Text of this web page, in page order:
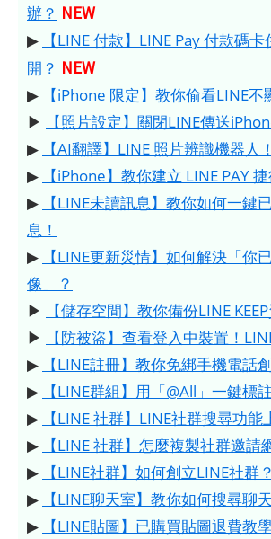
辦？ NEW
▶
【LINE 付款】LINE Pay 付款碼卡
開？ NEW
▶
【iPhone 限定】教你偷看LINE不
▶
【照片設定】關閉LINE傳送
▶
【AI翻譯】LINE 照片辨識機器人！
▶
【iPhone】教你建立 LINE PAY 捷
▶
【LINE未讀訊息】教你如何一鍵
息！
▶
【LINE更新災情】如何解決「你
像」？
▶
【儲存空間】教你備份LINE KEEP
▶
【防被盜】查看登入中裝置！
▶
【LINE註冊】教你免綁手機電話
▶
【LINE群組】用「@All」一鍵標
▶
【LINE 社群】LINE社群搜尋功能
▶
【LINE 社群】怎麼複製社群邀請
▶
【LINE社群】如何創立LINE社群
▶
【LINE聊天室】教你如何搜尋聊
▶
【LINE貼圖】已購買貼圖退費教